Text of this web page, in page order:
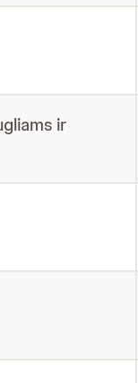
ir